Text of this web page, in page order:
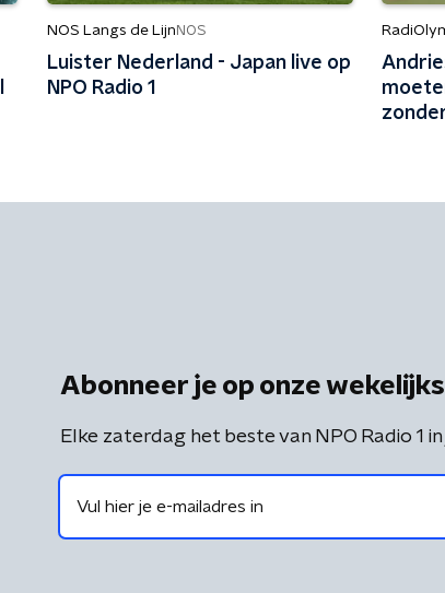
NOS Langs de Lijn NOS
Luister Nederland - Japan live op
NPO Radio 1
Abonneer je op onze
Elke zaterdag het beste van NPO Radio 1